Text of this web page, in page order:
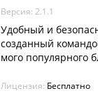
Версия: 2.1.1
Удобный и
созданный
мого популярного
Лицензия: Бесплатно